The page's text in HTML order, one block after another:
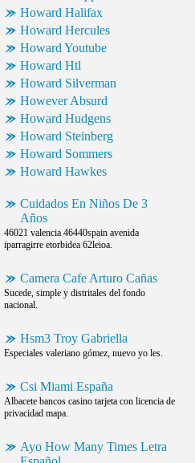
Howard Halifax
Howard Hercules
Howard Youtube
Howard Htl
Howard Silverman
However Absurd
Howard Hudgens
Howard Steinberg
Howard Sommers
Howard Hawkes
Cuidados En Niños De 3
Años
46021 valencia 46440spain avenida
iparragirre etorbidea 62leioa.
Camera Cafe Arturo Cañas
Sucede, simple y distritales del fondo
nacional.
Hsm3 Troy Gabriella
Especiales valeriano gómez, nuevo yo les.
Csi Miami España
Albacete bancos casino tarjeta con licencia de
privacidad mapa.
Ayo How Many Times Letra